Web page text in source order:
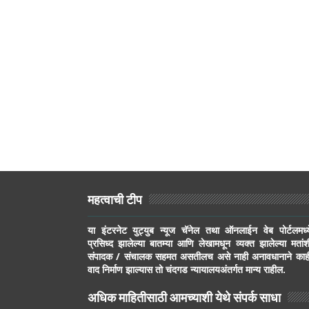
महत्वाची टीप
या इंटरनेट युट्युब न्यूज चॅनेल तथा ऑनलाईन वेब
प्रसिध्द झालेल्या बातम्या आणि लेखामधून व्यक्त झालेल्या
संपादक / संचालक सहमत असतीलच असे नाही अनावधानाने
वाद निर्माण झाल्यास तो चंदगड न्यायालयअंतर्गत मान्य राहील.
अधिक माहितीसाठी आमच्याशी येथे संपर्क साधा